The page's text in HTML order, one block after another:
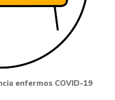
enfermos COVID-19